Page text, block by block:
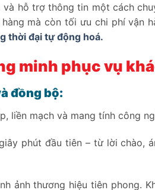
hỗ trợ thông tin một cách
mà còn tối ưu chi phí vận
thời đại tự động hoá.
minh phục vụ
đồng bộ:
liền mạch và mang tính công
phút đầu tiên – từ lời chào,
ảnh thương hiệu tiên phong.